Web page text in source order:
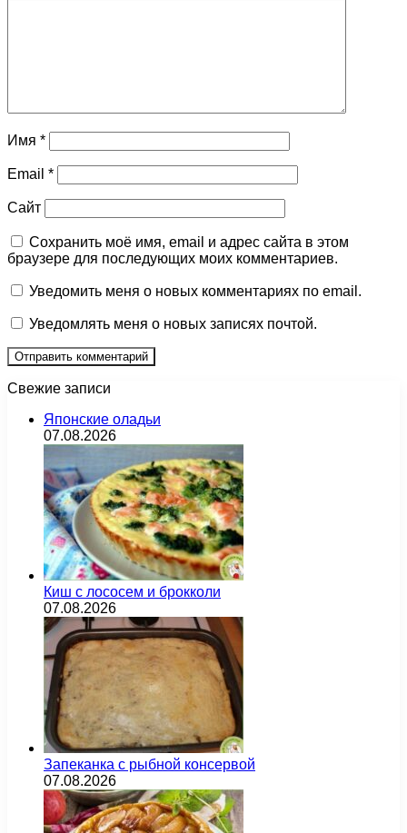
Имя *
Email *
Сайт
Сохранить моё имя, email и адрес сайта в этом
браузере для последующих моих комментариев.
Уведомить меня о новых комментариях по email.
Уведомлять меня о новых записях почтой.
Свежие записи
Японские оладьи
07.08.2026
Киш с лососем и брокколи
07.08.2026
Запеканка с рыбной консервой
07.08.2026